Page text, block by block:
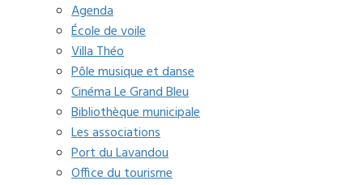
Agenda
École de voile
Villa Théo
Pôle musique et danse
Cinéma Le Grand Bleu
Bibliothèque municipale
Les associations
Port du Lavandou
Office du tourisme